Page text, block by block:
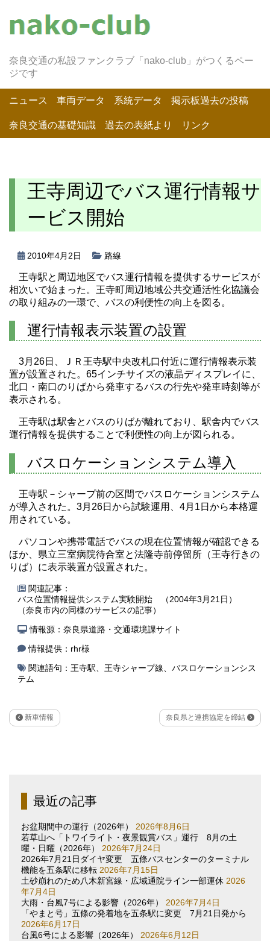
奈良交通の私設ファンクラブ「nako-club」がつくるペー
ジです
ニュース 車両データ 系統データ 掲示板過去の投稿
奈良交通の基礎知識 過去の表紙より リンク
王寺周辺でバス運行情報サ
ービス開始
2010年4月2日 路線
王寺駅と周辺地区でバス運行情報を提供するサービスが
相次いで始まった。王寺町周辺地域公共交通活性化協議会
の取り組みの一環で、バスの利便性の向上を図る。
運行情報表示装置の設置
3月26日、ＪＲ王寺駅中央改札口付近に運行情報表示装
置が設置された。65インチサイズの液晶ディスプレイに、
北口・南口のりばから発車するバスの行先や発車時刻等が
表示される。
王寺駅は駅舎とバスのりばが離れており、駅舎内でバス
運行情報を提供することで利便性の向上が図られる。
バスロケーションシステム導入
王寺駅－シャープ前の区間でバスロケーションシステム
が導入された。3月26日から試験運用、4月1日から本格運
用されている。
パソコンや携帯電話でバスの現在位置情報が確認できる
ほか、県立三室病院待合室と法隆寺前停留所（王寺行きの
りば）に表示装置が設置された。
関連記事：
バス位置情報提供システム実験開始 （2004年3月21日）
（奈良市内の同様のサービスの記事）
情報源：奈良県道路・交通環境課サイト
情報提供：rhr様
関連語句： 王寺駅、 王寺シャープ線、 バスロケーションシス
テム
新車情報 奈良県と連携協定を締結
最近の記事
お盆期間中の運行（2026年）
2026年8月6日
若草山へ「トワイライト・夜景観賞バス」運行 8月の土
曜・日曜（2026年）
2026年7月24日
2026年7月21日ダイヤ変更 五條バスセンターのターミナル
機能を五条駅に移転 2026年7月15日
土砂崩れのため八木新宮線・広域通院ライン一部運休 2026
年7月4日
大雨・台風7号による影響（2026年）
2026年7月4日
「やまと号」五條の発着地を五条駅に変更 7月21日発から
2026年6月17日
台風6号による影響（2026年）
2026年6月12日